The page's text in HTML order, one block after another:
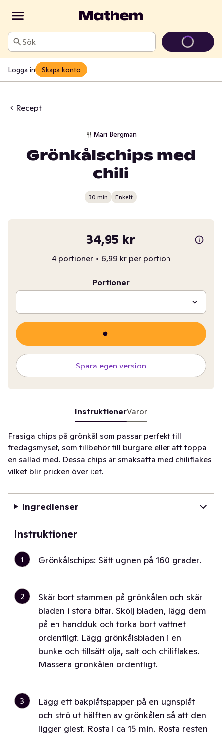
Sök
Logga in Skapa konto
Recept
Mari Bergman
Grönkålschips med
chili
30 min Enkelt
34,95 kr
4 portioner • 6,99 kr per portion
Portioner
Spara egen version
InstruktionerVaror
Frasiga chips på grönkål som passar perfekt till
fredagsmyset, som tillbehör till burgare eller att toppa
en sallad med. Dessa chips är smaksatta med chiliflakes
vilket blir pricken över i:et.
Ingredienser
Instruktioner
1 Grönkålschips: Sätt ugnen på 160 grader.
2
Skär bort stammen på grönkålen och skär
bladen i stora bitar. Skölj bladen, lägg dem
på en handduk och torka bort vattnet
ordentligt. Lägg grönkålsbladen i en
bunke och tillsätt olja, salt och chiliflakes.
Massera grönkålen ordentligt.
3
Lägg ett bakplåtspapper på en ugnsplåt
och strö ut hälften av grönkålen så att den
ligger glest. Rosta i ca 15 min. Rosta resten